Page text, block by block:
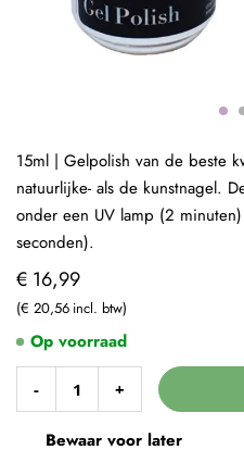
€ 16,99
€ 20,56
- +
Bewaar voor later
Op voorraad
15ml | Gelpolish van de beste
natuurlijke- als de kunstnagel.
onder een UV lamp (2
seconden).